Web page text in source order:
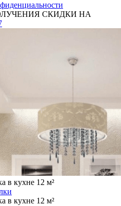
СКИДКИ НА
в кухне 12 м²
в кухне 12 м²